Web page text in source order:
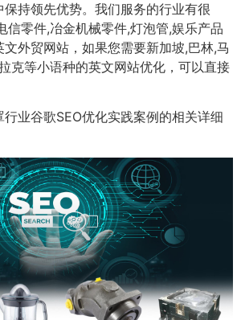
持领先优势。我们服务的行业有很
信零件,冶金机械零件,灯泡管,娱乐产品
外贸网站，如果您需要新加坡,巴林,马
克等小语种的英文网站优化，可以直接
业谷歌SEO优化实践案例的相关详细